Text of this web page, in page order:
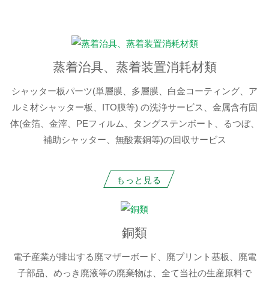
蒸着治具、蒸着装置消耗材類
シャッター板パーツ(単層膜、多層膜、白金コーティング、ア
ルミ材シャッター板、ITO膜等) の洗浄サービス、金属含有固
体(金箔、金滓、PEフィルム、タングステンボート、るつぼ、
補助シャッター、無酸素銅等)の回収サービス
もっと見る
銅類
電子産業が排出する廃マザーボード、廃プリント基板、廃電
子部品、めっき廃液等の廃棄物は、全て当社の生産原料で